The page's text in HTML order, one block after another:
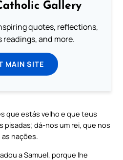
Gallery
quotes, reflections,
readings, and more.
MAIN SITE
que estás velho e que teus
pisadas; dá-nos um rei, que nos
nações.
a Samuel, porque lhe